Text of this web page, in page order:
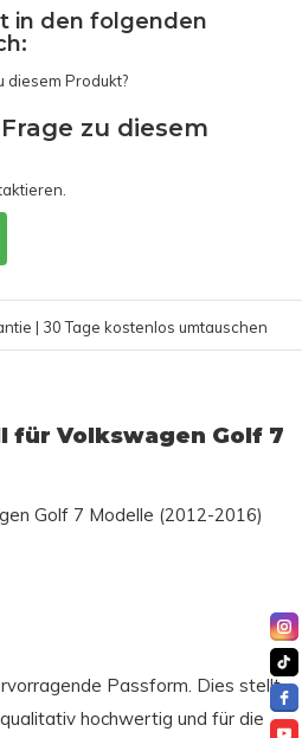
in den folgenden
zu diesem
| 30 Tage kostenlos umtauschen
für Volkswagen Golf 7
Golf 7 Modelle (2012-2016)
Passform. Dies stellt
hochwertig und für die